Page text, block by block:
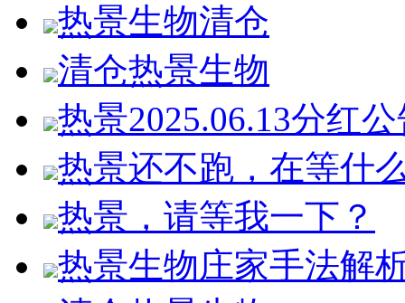
热景生物清仓
清仓热景生物
热景2025.06.13分红
热景还不跑，在等什
热景，请等我一下？
热景生物庄家手法解